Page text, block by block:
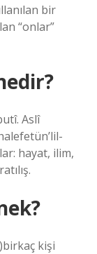
bir
“onlar”
Aslî
hayat, ilim,
kişi